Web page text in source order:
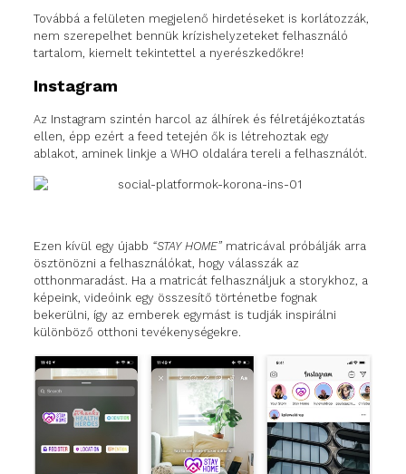
Továbbá a felületen megjelenő hirdetéseket is korlátozzák,
nem szerepelhet bennük krízishelyzeteket felhasználó
tartalom, kiemelt tekintettel a nyerészkedőkre!
Instagram
Az Instagram szintén harcol az álhírek és félretájékoztatás
ellen, épp ezért a feed tetején ők is létrehoztak egy
ablakot, aminek linkje a WHO oldalára tereli a felhasználót.
Ezen kívül egy újabb “STAY HOME”matricával próbálják arra
ösztönözni a felhasználókat, hogy válasszák az
otthonmaradást. Ha a matricát felhasználjuk a storykhoz, a
képeink, videóink egy összesítő történetbe fognak
bekerülni, így az emberek egymást is tudják inspirálni
különböző otthoni tevékenységekre.